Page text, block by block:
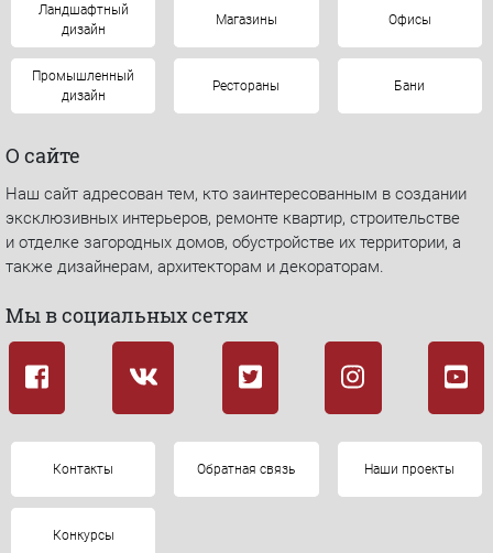
Ландшафтный
дизайн
Магазины Офисы
Промышленный
дизайн
Рестораны Бани
О сайте
Наш сайт адресован тем, кто заинтересованным в создании
эксклюзивных интерьеров, ремонте квартир, строительстве
и отделке загородных домов, обустройстве их территории, а
также дизайнерам, архитекторам и декораторам.
Мы в социальных сетях
Контакты Обратная связь Наши проекты
Конкурсы